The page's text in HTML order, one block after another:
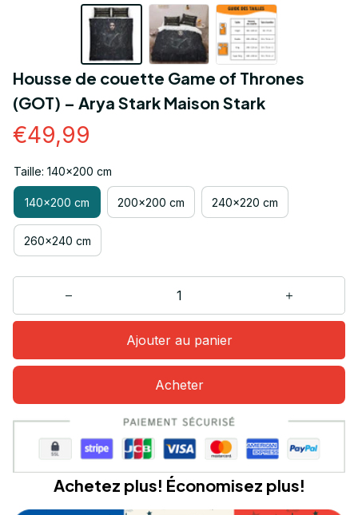
Housse de couette Game of Thrones
(GOT) – Arya Stark Maison Stark
€49,99
Taille: 140x200 cm
140x200 cm 200x200 cm 240x220 cm
260x240 cm
Ajouter au panier
Acheter
Achetez plus! Économisez plus!